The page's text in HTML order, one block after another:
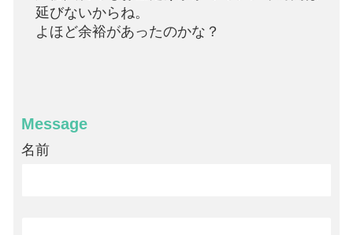
延びないからね。
よほど余裕があったのかな？
Message
名前